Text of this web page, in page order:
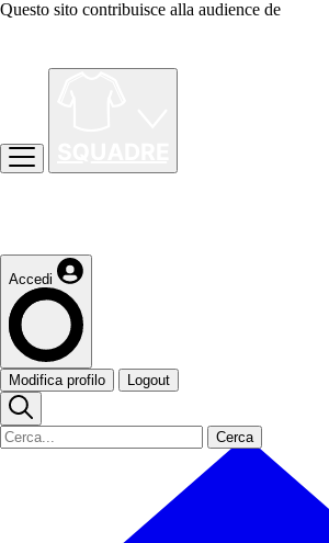
Questo sito contribuisce alla audience de
Accedi
Modifica profilo Logout
Cerca